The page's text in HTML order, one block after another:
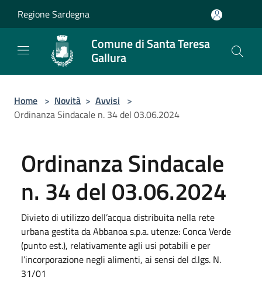
Regione Sardegna
Comune di Santa Teresa
Gallura
Home > Novità > Avvisi >
Ordinanza Sindacale n. 34 del 03.06.2024
Ordinanza Sindacale
n. 34 del 03.06.2024
Divieto di utilizzo dell’acqua distribuita nella rete
urbana gestita da Abbanoa s.p.a. utenze: Conca Verde
(punto est.), relativamente agli usi potabili e per
l’incorporazione negli alimenti, ai sensi del d.lgs. N.
31/01